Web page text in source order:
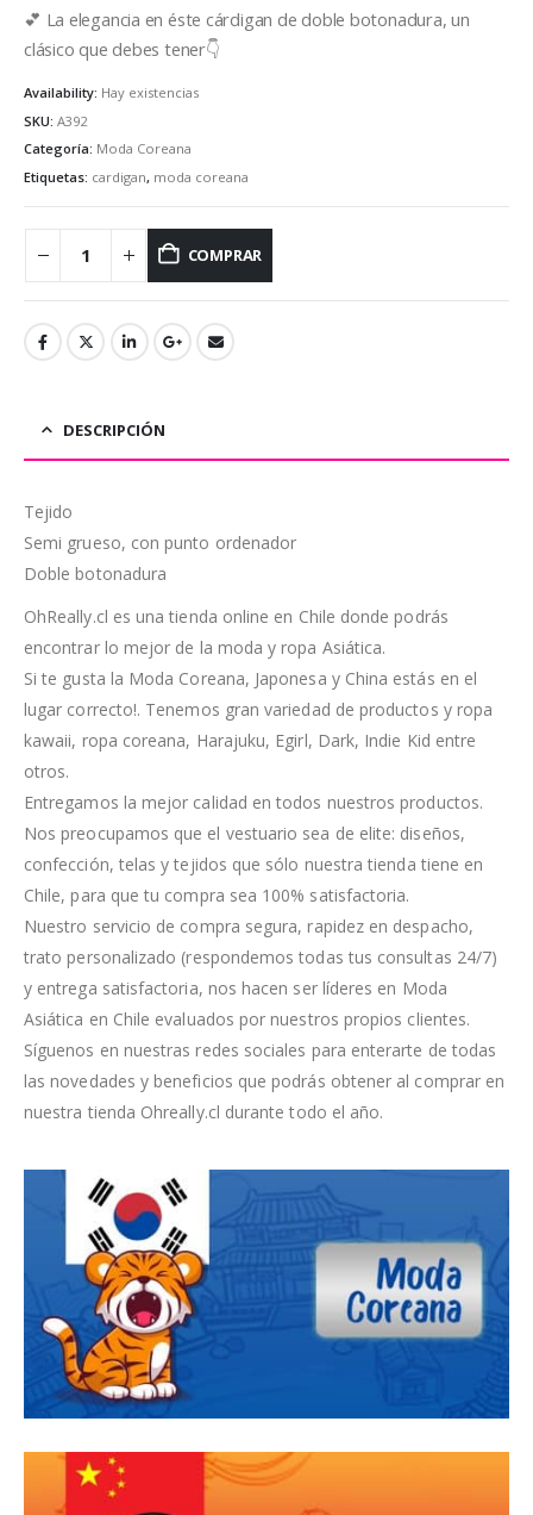
💕 La elegancia en éste cárdigan de doble botonadura, un
clásico que debes tener👇
Availability: Hay existencias
SKU: A392
Categoría: Moda Coreana
Etiquetas: cardigan, moda coreana
COMPRAR
DESCRIPCIÓN
Tejido
Semi grueso, con punto ordenador
Doble botonadura
OhReally.cl es una tienda online en Chile donde podrás
encontrar lo mejor de la moda y ropa Asiática.
Si te gusta la Moda Coreana, Japonesa y China estás en el
lugar correcto!. Tenemos gran variedad de productos y ropa
kawaii, ropa coreana, Harajuku, Egirl, Dark, Indie Kid entre
otros.
Entregamos la mejor calidad en todos nuestros productos.
Nos preocupamos que el vestuario sea de elite: diseños,
confección, telas y tejidos que sólo nuestra tienda tiene en
Chile, para que tu compra sea 100% satisfactoria.
Nuestro servicio de compra segura, rapidez en despacho,
trato personalizado (respondemos todas tus consultas 24/7)
y entrega satisfactoria, nos hacen ser líderes en Moda
Asiática en Chile evaluados por nuestros propios clientes.
Síguenos en nuestras redes sociales para enterarte de todas
las novedades y beneficios que podrás obtener al comprar en
nuestra tienda Ohreally.cl durante todo el año.